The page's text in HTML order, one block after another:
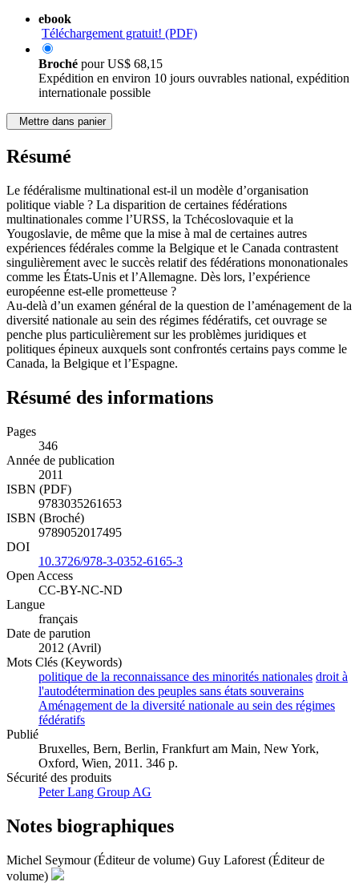
ebook
Téléchargement gratuit! (PDF)
Broché pourUS$ 68,15
Expédition en environ 10 jours ouvrables national, expédition
internationale possible
Mettre dans panier
Résumé
Le fédéralisme multinational est-il un modèle d’organisation
politique viable ? La disparition de certaines fédérations
multinationales comme l’URSS, la Tchécoslovaquie et la
Yougoslavie, de même que la mise à mal de certaines autres
expériences fédérales comme la Belgique et le Canada contrastent
singulièrement avec le succès relatif des fédérations mononationales
comme les États-Unis et l’Allemagne. Dès lors, l’expérience
européenne est-elle prometteuse ?
Au-delà d’un examen général de la question de l’aménagement de la
diversité nationale au sein des régimes fédératifs, cet ouvrage se
penche plus particulièrement sur les problèmes juridiques et
politiques épineux auxquels sont confrontés certains pays comme le
Canada, la Belgique et l’Espagne.
Résumé des informations
Pages
346
Année de publication
2011
ISBN (PDF)
9783035261653
ISBN (Broché)
9789052017495
DOI
10.3726/978-3-0352-6165-3
Open Access
CC-BY-NC-ND
Langue
français
Date de parution
2012 (Avril)
Mots Clés (Keywords)
politique de la reconnaissance des minorités nationales droit à
l'autodétermination des peuples sans états souverains
Aménagement de la diversité nationale au sein des régimes
fédératifs
Publié
Bruxelles, Bern, Berlin, Frankfurt am Main, New York,
Oxford, Wien, 2011. 346 p.
Sécurité des produits
Peter Lang Group AG
Notes biographiques
Michel Seymour (Éditeur de volume) Guy Laforest (Éditeur de
volume)